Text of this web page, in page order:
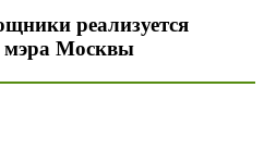
реализуется
мэра Москвы